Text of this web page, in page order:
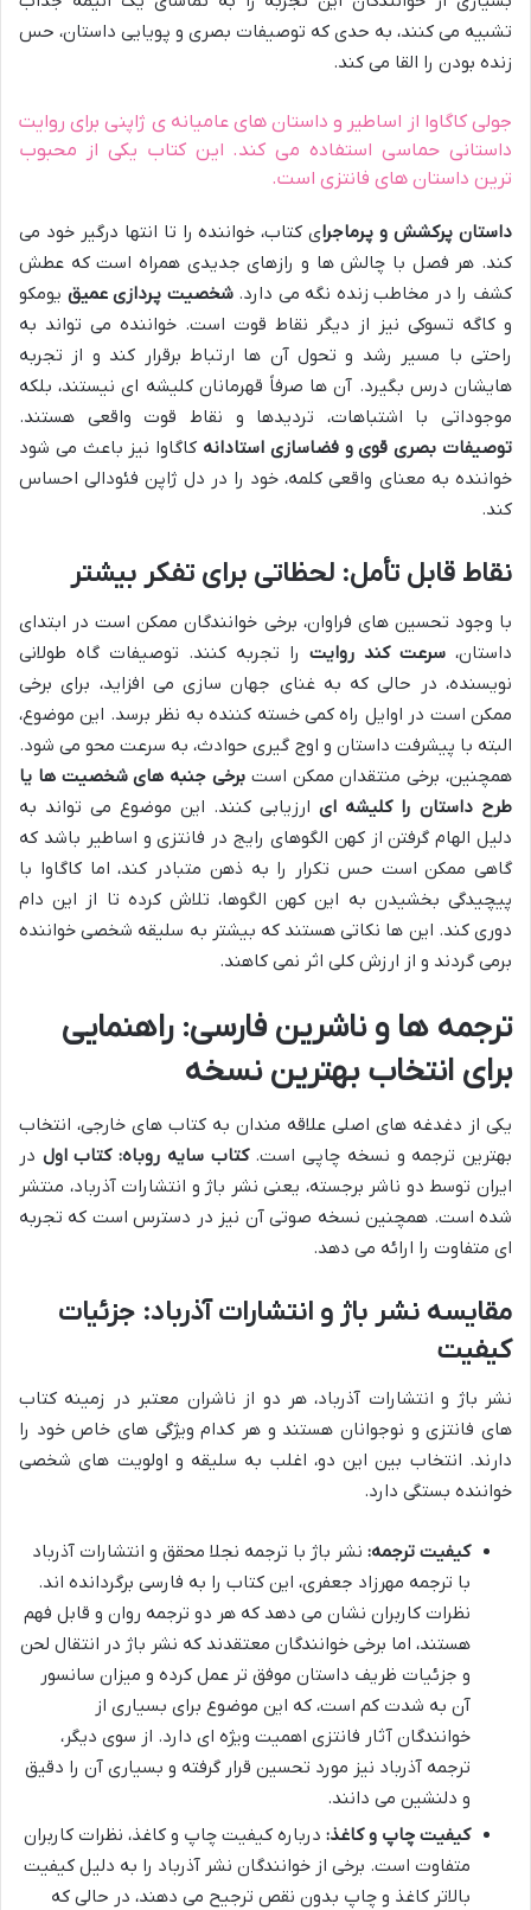
تشبیه می کنند، به حدی که توصیفات بصری و پویایی داستان، حس
زنده بودن را القا می کند.
جولی کاگاوا از اساطیر و داستان های عامیانه ی ژاپنی برای روایت
داستانی حماسی استفاده می کند. این کتاب یکی از محبوب
ترین داستان های فانتزی است.
داستان پرکشش و پرماجرای کتاب، خواننده را تا انتها درگیر خود می
کند. هر فصل با چالش ها و رازهای جدیدی همراه است که عطش
کشف را در مخاطب زنده نگه می دارد.شخصیت پردازی عمیق یومکو
و کاگه تسوکی نیز از دیگر نقاط قوت است. خواننده می تواند به
راحتی با مسیر رشد و تحول آن ها ارتباط برقرار کند و از تجربه
هایشان درس بگیرد. آن ها صرفاً قهرمانان کلیشه ای نیستند، بلکه
موجوداتی با اشتباهات، تردیدها و نقاط قوت واقعی هستند.
توصیفات بصری قوی و فضاسازی استادانه کاگاوا نیز باعث می شود
خواننده به معنای واقعی کلمه، خود را در دل ژاپن فئودالی احساس
کند.
نقاط قابل تأمل: لحظاتی برای تفکر بیشتر
با وجود تحسین های فراوان، برخی خوانندگان ممکن است در ابتدای
داستان، سرعت کند روایت را تجربه کنند. توصیفات گاه طولانی
نویسنده، در حالی که به غنای جهان سازی می افزاید، برای برخی
ممکن است در اوایل راه کمی خسته کننده به نظر برسد. این موضوع،
البته با پیشرفت داستان و اوج گیری حوادث، به سرعت محو می شود.
همچنین، برخی منتقدان ممکن است برخی جنبه های شخصیت ها یا
طرح داستان را کلیشه ای ارزیابی کنند. این موضوع می تواند به
دلیل الهام گرفتن از کهن الگوهای رایج در فانتزی و اساطیر باشد که
گاهی ممکن است حس تکرار را به ذهن متبادر کند، اما کاگاوا با
پیچیدگی بخشیدن به این کهن الگوها، تلاش کرده تا از این دام
دوری کند. این ها نکاتی هستند که بیشتر به سلیقه شخصی خواننده
برمی گردند و از ارزش کلی اثر نمی کاهند.
ترجمه ها و ناشرین فارسی: راهنمایی
برای انتخاب بهترین نسخه
یکی از دغدغه های اصلی علاقه مندان به کتاب های خارجی، انتخاب
بهترین ترجمه و نسخه چاپی است.کتاب سایه روباه: کتاب اول در
ایران توسط دو ناشر برجسته، یعنی نشر باژ و انتشارات آذرباد، منتشر
شده است. همچنین نسخه صوتی آن نیز در دسترس است که تجربه
ای متفاوت را ارائه می دهد.
مقایسه نشر باژ و انتشارات آذرباد: جزئیات
کیفیت
نشر باژ و انتشارات آذرباد، هر دو از ناشران معتبر در زمینه کتاب
های فانتزی و نوجوانان هستند و هر کدام ویژگی های خاص خود را
دارند. انتخاب بین این دو، اغلب به سلیقه و اولویت های شخصی
خواننده بستگی دارد.
کیفیت ترجمه: نشر باژ با ترجمه نجلا محقق و انتشارات آذرباد
با ترجمه مهرزاد جعفری، این کتاب را به فارسی برگردانده اند.
نظرات کاربران نشان می دهد که هر دو ترجمه روان و قابل فهم
هستند، اما برخی خوانندگان معتقدند که نشر باژ در انتقال لحن
و جزئیات ظریف داستان موفق تر عمل کرده و میزان سانسور
آن به شدت کم است، که این موضوع برای بسیاری از
خوانندگان آثار فانتزی اهمیت ویژه ای دارد. از سوی دیگر،
ترجمه آذرباد نیز مورد تحسین قرار گرفته و بسیاری آن را دقیق
و دلنشین می دانند.
کیفیت چاپ و کاغذ: درباره کیفیت چاپ و کاغذ، نظرات کاربران
متفاوت است. برخی از خوانندگان نشر آذرباد را به دلیل کیفیت
بالاتر کاغذ و چاپ بدون نقص ترجیح می دهند، در حالی که